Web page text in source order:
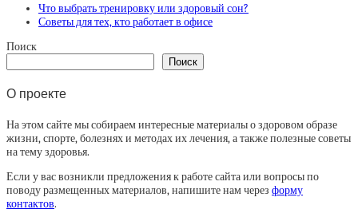
Что выбрать тренировку или здоровый сон?
Советы для тех, кто работает в офисе
Поиск
Поиск
О проекте
На этом сайте мы собираем интересные материалы о здоровом образе
жизни, спорте, болезнях и методах их лечения, а также полезные советы
на тему здоровья.
Если у вас возникли предложения к работе сайта или вопросы по
поводу размещенных материалов, напишите нам через форму
контактов.